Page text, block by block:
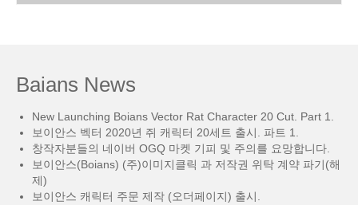
Baians News
New Launching Boians Vector Rat Character 20 Cut. Part 1.
보이안스 벡터 2020년 쥐 캐릭터 20세트 출시. 파트 1.
창작자분들의 네이버 OGQ 마켓 기피 및 주의를 요망합니다.
보이안스(Boians) (주)이미지클릭 과 저작권 위탁 계약 파기(해
제)
보이안스 캐릭터 주문 제작 (오더페이지) 출시.